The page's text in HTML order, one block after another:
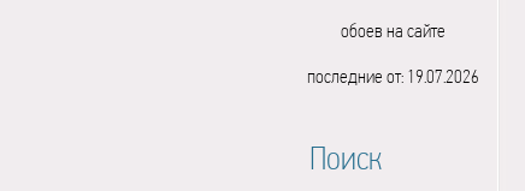
обоев на сайте
последние от: 19.07.2026
Поиск